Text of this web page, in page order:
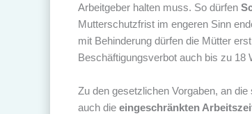
Arbeitgeber halten muss. So dürfen
Mutterschutzfrist im engeren Sinn
mit Behinderung dürfen die Mütter
Beschäftigungsverbot auch bis zu 18
Zu den gesetzlichen Vorgaben, an
auch die eingeschränkten